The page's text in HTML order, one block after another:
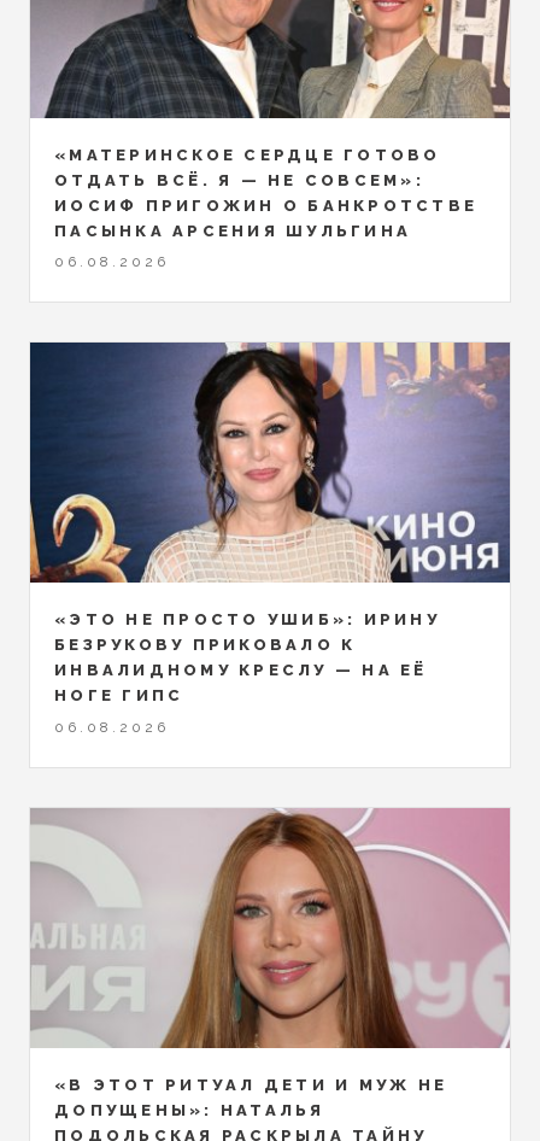
«МАТЕРИНСКОЕ СЕРДЦЕ ГОТОВО
ОТДАТЬ ВСЁ. Я — НЕ СОВСЕМ»:
ИОСИФ ПРИГОЖИН О БАНКРОТСТВЕ
ПАСЫНКА АРСЕНИЯ ШУЛЬГИНА
06.08.2026
«ЭТО НЕ ПРОСТО УШИБ»: ИРИНУ
БЕЗРУКОВУ ПРИКОВАЛО К
ИНВАЛИДНОМУ КРЕСЛУ — НА ЕЁ
НОГЕ ГИПС
06.08.2026
«В ЭТОТ РИТУАЛ ДЕТИ И МУЖ НЕ
ДОПУЩЕНЫ»: НАТАЛЬЯ
ПОДОЛЬСКАЯ РАСКРЫЛА ТАЙНУ